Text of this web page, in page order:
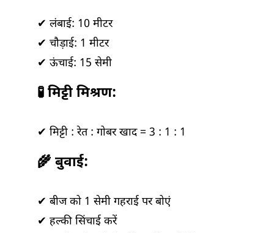
✔ लंबाई: 10 मीटर
✔ चौड़ाई: 1 मीटर
✔ ऊंचाई: 15 सेमी
🧪 मिट्टी मिश्रण:
✔ मिट्टी : रेत : गोबर खाद = 3 : 1 : 1
🌾 बुवाई:
✔ बीज को 1 सेमी गहराई पर बोएं
✔ हल्की सिंचाई करें